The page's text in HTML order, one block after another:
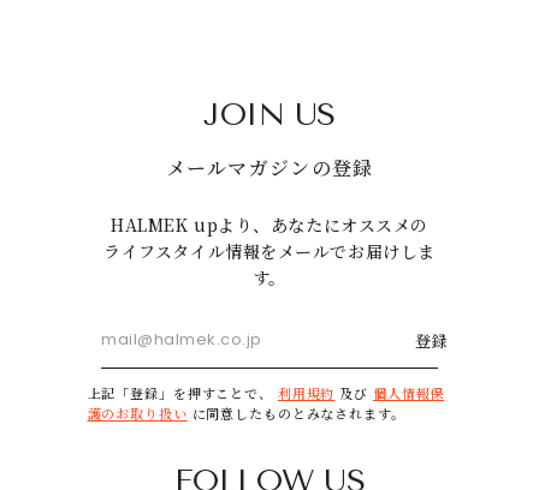
JOIN US
メールマガジンの登録
HALMEK upより、あなたにオススメの
ライフスタイル情報をメールでお届けしま
す。
登録
上記「登録」を押すことで、 利用規約 及び 個人情報保
護のお取り扱い に同意したものとみなされます。
FOLLOW US